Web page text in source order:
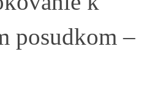
posudkom –